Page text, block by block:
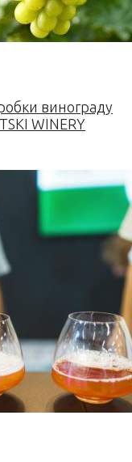
винограду
WINERY